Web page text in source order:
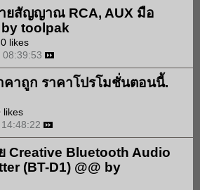
ยสัญญาณ RCA, AUX มือ
by toolpak
0 likes
08:39:53
คาถูก ราคาโปรโมชั่นตอนนี้.
likes
Creative Bluetooth Audio
(BT-D1) @@ by